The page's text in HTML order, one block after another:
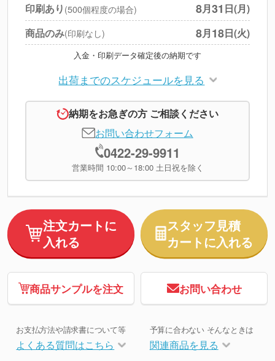
※上記小計は税別です
印刷あり (500個程度の場合) 8月31 日(月)
商品のみ(印刷なし) 8月18日(火)
入金・印刷データ確定後の納期です
出荷までのスケジュールを見る
納期をお急ぎの方 ご相談ください
お問い合わせフォーム
0422-29-9911
営業時間 10:00～18:00 土日祝を除く
注文カートに
入れる
スタッフ見積
カートに入れる
商品サンプルを注文 お問い合わせ
お支払方法や請求書について等
よくある質問はこちら
予算に合わない そんなときは
関連商品を見る